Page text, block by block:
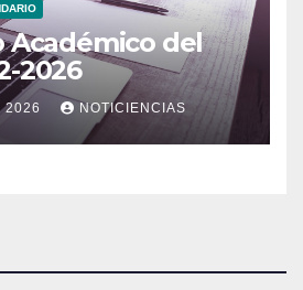
Académico del
2026
2026 NOTICIENCIAS